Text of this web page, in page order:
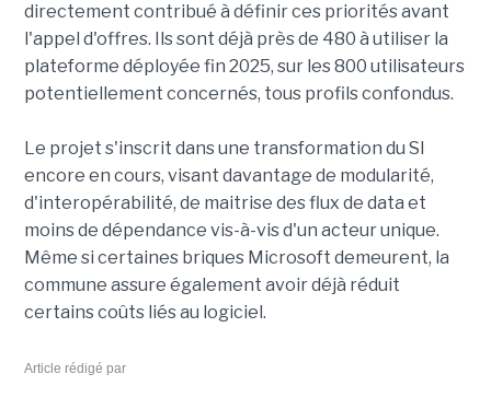
directement contribué à définir ces priorités avant
l'appel d'offres. Ils sont déjà près de 480 à utiliser la
plateforme déployée fin 2025, sur les 800 utilisateurs
potentiellement concernés, tous profils confondus.
Le projet s'inscrit dans une transformation du SI
encore en cours, visant davantage de modularité,
d'interopérabilité, de maitrise des flux de data et
moins de dépendance vis-à-vis d'un acteur unique.
Même si certaines briques Microsoft demeurent, la
commune assure également avoir déjà réduit
certains coûts liés au logiciel.
Article rédigé par